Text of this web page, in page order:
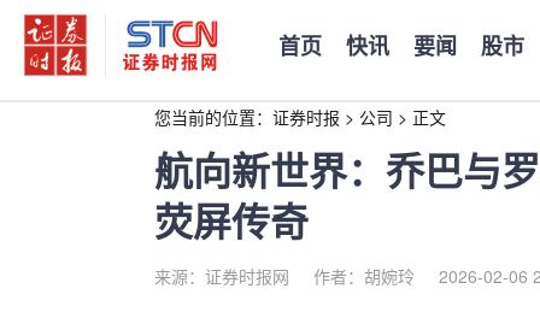
首页 快讯 要闻 股市
您当前的位置： 证券时报 > 公司 > 正文
航向新世界：乔巴与
荧屏传奇
来源：证券时报网 作者：胡婉玲 2026-02-06